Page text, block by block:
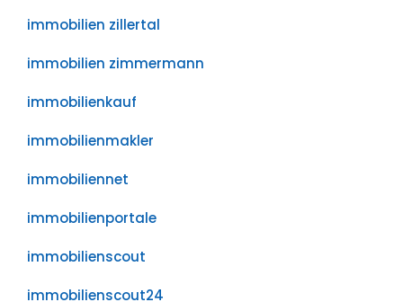
immobilien zillertal
immobilien zimmermann
immobilienkauf
immobilienmakler
immobiliennet
immobilienportale
immobilienscout
immobilienscout24